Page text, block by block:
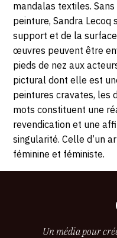
mandalas textiles.
peinture, Sandra Lecoq
support et de la
œuvres peuvent être
pieds de nez aux
pictural dont elle est
peintures cravates, les
mots constituent une
revendication et une
singularité. Celle d’un
féminine et féministe.
Un média pour